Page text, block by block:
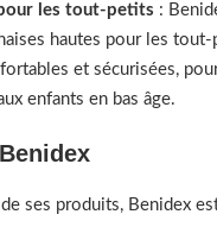
les tout-petits :
hautes pour les tout-
et sécurisées,
enfants en bas âge.
ses produits, Benidex